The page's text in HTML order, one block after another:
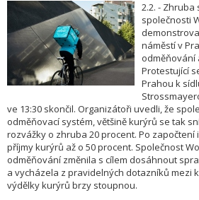
2.2. -
společnosti
náměstí v
odměňování
Protestující
Prahou k
ve 13:30 skončil. Organizátoři uvedli, že
odměňovací systém, většině kurýrů se tak
rozvážky o zhruba 20 procent. Po
příjmy kurýrů až o 50 procent. Společnost
odměňování změnila s cílem dosáhnout
a vycházela z pravidelných dotazníků mezi
výdělky kurýrů brzy stoupnou.